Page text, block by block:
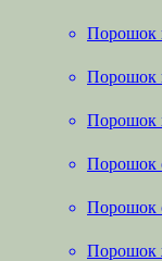
Порошок
Порошок
Порошок
Порошок
Порошок
Порошок